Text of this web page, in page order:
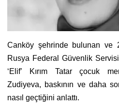
Canköy şehrinde bulunan ve
Rusya Federal Güvenlik
‘Elif’ Kırım Tatar çocuk
Zudiyeva, baskının ve daha
nasıl geçtiğini anlattı.